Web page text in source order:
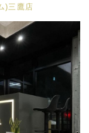
)三鷹店